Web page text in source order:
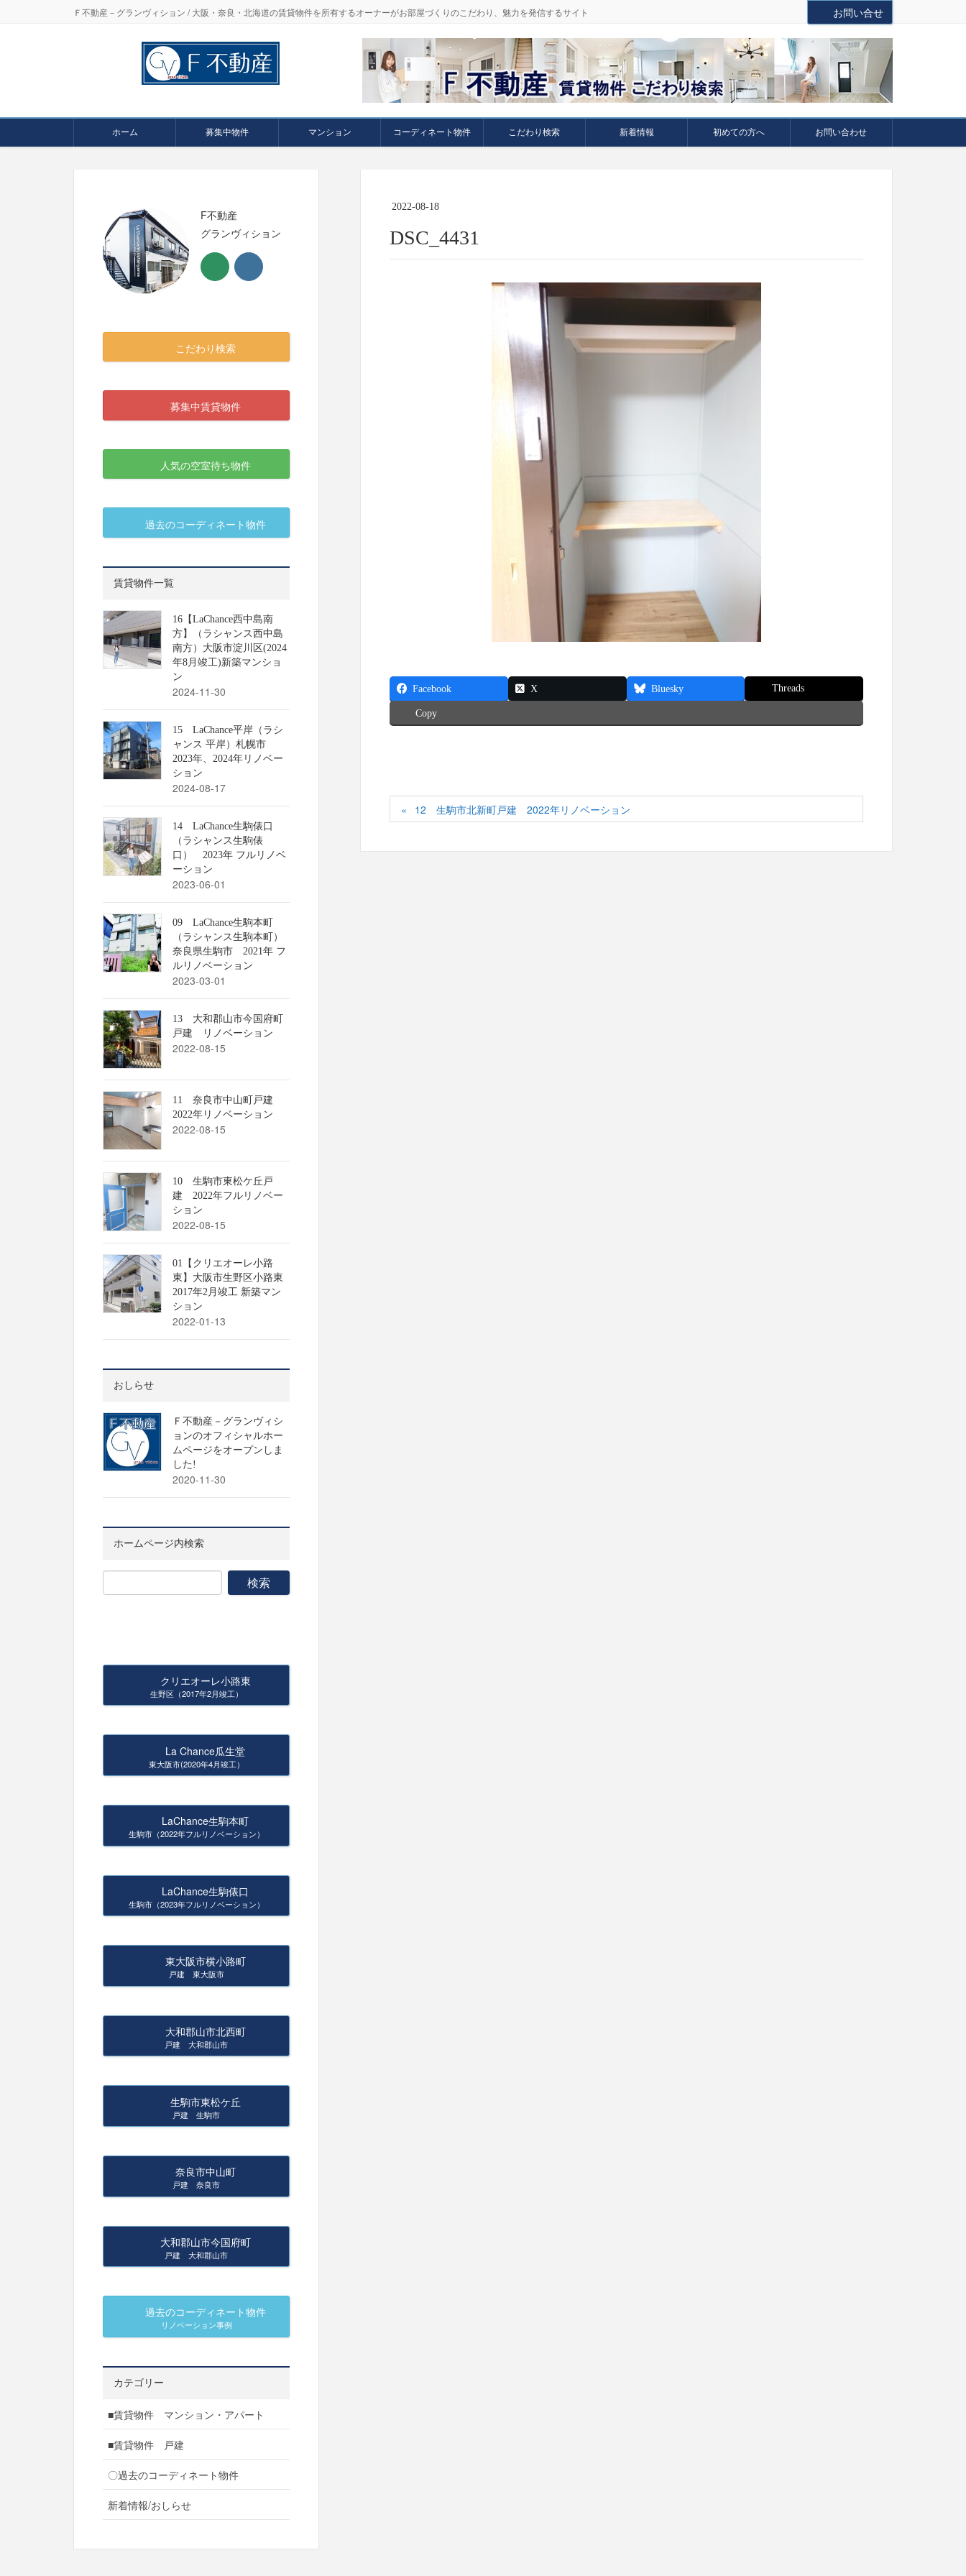
Ｆ不動産－グランヴィション / 大阪・奈良・北海道の賃貸物件を所有するオーナーがお部屋づくりのこだわり、魅力を発信するサイト お問い合せ
ホーム 募集中物件 マンション コーディネート物件 こだわり検索 新着情報 初めての方へ お問い合わせ
2022-08-18
DSC_4431
Facebook X Bluesky Threads
Copy
12 生駒市北新町戸建 2022年リノベーション
F不動産
グランヴィション
こだわり検索
募集中賃貸物件
人気の空室待ち物件
過去のコーディネート物件
賃貸物件一覧
16【LaChance西中島南
方】（ラシャンス西中島
南方）大阪市淀川区(2024
年8月竣工)新築マンショ
ン
2024-11-30
15 LaChance平岸（ラシ
ャンス 平岸）札幌市
2023年、2024年リノベー
ション
2024-08-17
14 LaChance生駒俵口
（ラシャンス生駒俵
口） 2023年 フルリノベ
ーション
2023-06-01
09 LaChance生駒本町
（ラシャンス生駒本町）
奈良県生駒市 2021年 フ
ルリノベーション
2023-03-01
13 大和郡山市今国府町
戸建 リノベーション
2022-08-15
11 奈良市中山町戸建
2022年リノベーション
2022-08-15
10 生駒市東松ケ丘戸
建 2022年フルリノベー
ション
2022-08-15
01【クリエオーレ小路
東】大阪市生野区小路東
2017年2月竣工 新築マン
ション
2022-01-13
おしらせ
Ｆ不動産－グランヴィシ
ョンのオフィシャルホー
ムページをオープンしま
した!
2020-11-30
ホームページ内検索
クリエオーレ小路東
生野区（2017年2月竣工）
La Chance瓜生堂
東大阪市(2020年4月竣工）
LaChance生駒本町
生駒市（2022年フルリノベーション）
LaChance生駒俵口
生駒市（2023年フルリノベーション）
東大阪市横小路町
戸建 東大阪市
大和郡山市北西町
戸建 大和郡山市
生駒市東松ケ丘
戸建 生駒市
奈良市中山町
戸建 奈良市
大和郡山市今国府町
戸建 大和郡山市
過去のコーディネート物件
リノベーション事例
カテゴリー
■賃貸物件 マンション・アパート
■賃貸物件 戸建
〇過去のコーディネート物件
新着情報/おしらせ